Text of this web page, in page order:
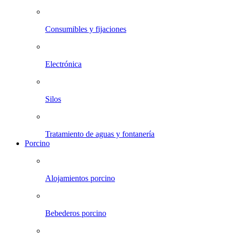
Consumibles y fijaciones
Electrónica
Silos
Tratamiento de aguas y fontanería
Porcino
Alojamientos porcino
Bebederos porcino